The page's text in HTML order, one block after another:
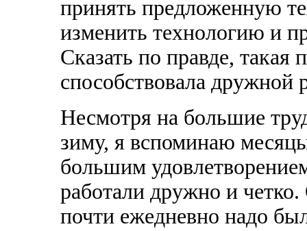
принять предложенную
изменить технологию и
Сказать по правде, такая
способствовала дружной
Несмотря на большие
зиму, я вспоминаю
большим
работали дружно и
почти ежедневно надо